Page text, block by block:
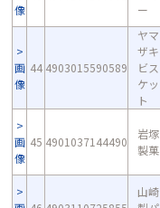
像
ー
画
像
44 4903015590589
ヤマ
ザキ
ビス
ケッ
ト
画
像
45 4901037144490
岩塚
製菓
山崎